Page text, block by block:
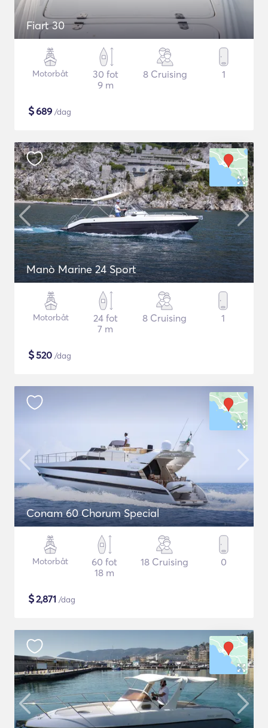
Fiart 30
Motorbåt
30 fot
9 m
8 Cruising 1
$689 /dag
Manò Marine 24 Sport
Motorbåt
24 fot
7 m
8 Cruising 1
$520 /dag
Conam 60 Chorum Special
Motorbåt
60 fot
18 m
18 Cruising 0
$2,871 /dag